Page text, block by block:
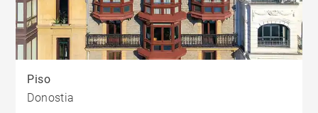
Piso
Donostia